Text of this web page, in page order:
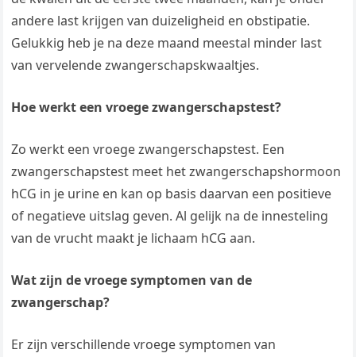
andere last krijgen van duizeligheid en obstipatie.
Gelukkig heb je na deze maand meestal minder last
van vervelende zwangerschapskwaaltjes.
Hoe werkt een vroege zwangerschapstest?
Zo werkt een vroege zwangerschapstest. Een
zwangerschapstest meet het zwangerschapshormoon
hCG in je urine en kan op basis daarvan een positieve
of negatieve uitslag geven. Al gelijk na de innesteling
van de vrucht maakt je lichaam hCG aan.
Wat zijn de vroege symptomen van de
zwangerschap?
Er zijn verschillende vroege symptomen van